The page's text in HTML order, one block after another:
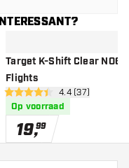
aan verlanglijst
Target K-Shift Clear NO6
Flights
open reviews
4.4 score sterren4.4 (37)
Op voorraad
19,99